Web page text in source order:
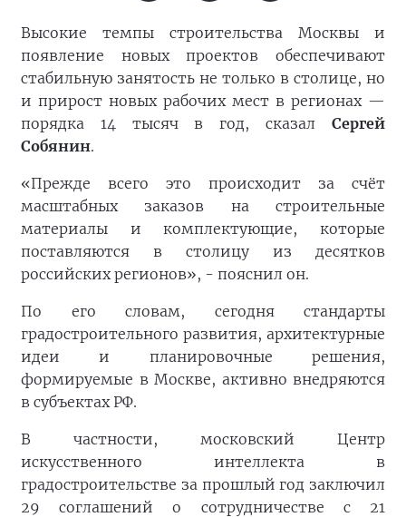
Высокие темпы строительства Москвы и
появление новых проектов обеспечивают
стабильную занятость не только в столице, но
и прирост новых рабочих мест в регионах —
порядка 14 тысяч в год, сказал Сергей
Собянин.
«Прежде всего это происходит за счёт
масштабных заказов на строительные
материалы и комплектующие, которые
поставляются в столицу из десятков
российских регионов», - пояснил он.
По его словам, сегодня стандарты
градостроительного развития, архитектурные
идеи и планировочные решения,
формируемые в Москве, активно внедряются
в субъектах РФ.
В частности, московский Центр
искусственного интеллекта в
градостроительстве за прошлый год заключил
29 соглашений о сотрудничестве с 21